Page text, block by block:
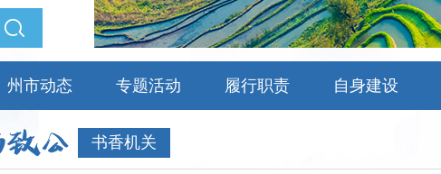
州市动态 专题活动 履行职责 自身建设
书香机关